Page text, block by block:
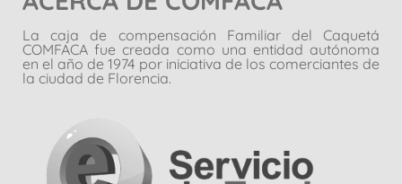
La caja de compensación Familiar del Caquetá
COMFACA fue creada como una entidad autónoma
en el año de 1974 por iniciativa de los comerciantes de
la ciudad de Florencia.